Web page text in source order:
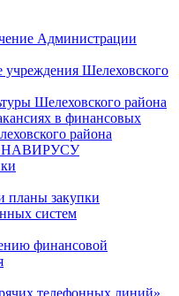
Администрации
учреждения Шелеховского
Шелеховского района
в финансовых
района
планы закупки
систем
финансовой
телефонных линий»